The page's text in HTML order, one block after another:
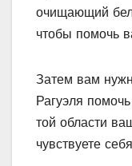
очищающий
чтобы помочь
Затем вам
Рагуэля
той области
чувствуете